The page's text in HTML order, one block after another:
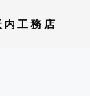
工務店